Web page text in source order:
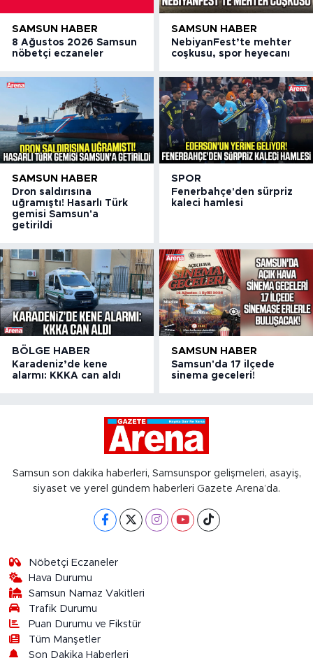
SAMSUN HABER
8 Ağustos 2026 Samsun
nöbetçi eczaneler
SAMSUN HABER
NebiyanFest’te mehter
coşkusu, spor heyecanı
SAMSUN HABER
Dron saldırısına
uğramıştı! Hasarlı Türk
gemisi Samsun'a
getirildi
SPOR
Fenerbahçe'den sürpriz
kaleci hamlesi
BÖLGE HABER
Karadeniz’de kene
alarmı: KKKA can aldı
SAMSUN HABER
Samsun'da 17 ilçede
sinema geceleri!
Samsun son dakika haberleri, Samsunspor gelişmeleri, asayiş,
siyaset ve yerel gündem haberleri Gazete Arena’da.
Nöbetçi Eczaneler
Hava Durumu
Samsun Namaz Vakitleri
Trafik Durumu
Puan Durumu ve Fikstür
Tüm Manşetler
Son Dakika Haberleri